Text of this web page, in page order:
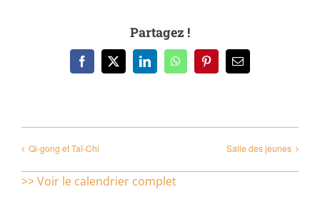
Partagez !
Facebook
X LinkedInWhatsAppPinterestEmail
Qi-gong et Taï-Chi Salle des jeunes
>> Voir le calendrier complet